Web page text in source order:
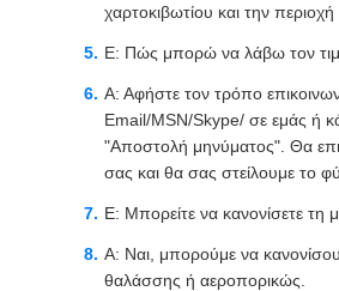
χαρτοκιβωτίου και την περιοχή
Ε: Πώς μπορώ να λάβω τον
Α: Αφήστε τον τρόπο
Email/MSN/Skype/ σε εμάς ή
"Αποστολή μηνύματος". Θα
σας και θα σας στείλουμε το
Ε: Μπορείτε να κανονίσετε τη
Α: Ναι, μπορούμε να
θαλάσσης ή αεροπορικώς.